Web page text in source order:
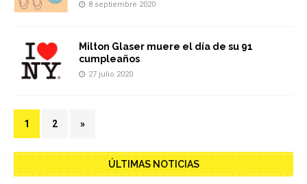
8 septiembre 2020
Milton Glaser muere el día de su 91
cumpleaños
27 julio 2020
1 2 »
ÚLTIMAS NOTICIAS